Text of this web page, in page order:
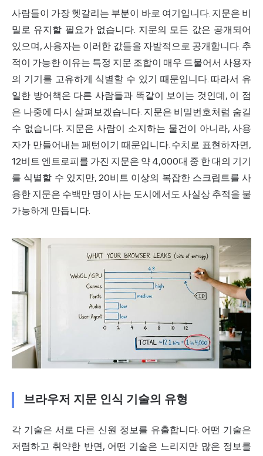
사람들이 가장 헷갈리는 부분이 바로 여기입니다. 지문은 비
밀로 유지할 필요가 없습니다. 지문의 모든 값은 공개되어
있으며, 사용자는 이러한 값들을 자발적으로 공개합니다. 추
적이 가능한 이유는 특정 지문 조합이 매우 드물어서 사용자
의 기기를 고유하게 식별할 수 있기 때문입니다. 따라서 유
일한 방어책은 다른 사람들과 똑같이 보이는 것인데, 이 점
은 나중에 다시 살펴보겠습니다. 지문은 비밀번호처럼 숨길
수 없습니다. 지문은 사람이 소지하는 물건이 아니라, 사용
자가 만들어내는 패턴이기 때문입니다. 수치로 표현하자면,
12비트 엔트로피를 가진 지문은 약 4,000대 중 한 대의 기기
를 식별할 수 있지만, 20비트 이상의 복잡한 스크립트를 사
용한 지문은 수백만 명이 사는 도시에서도 사실상 추적을 불
가능하게 만듭니다.
브라우저 지문 인식 기술의 유형
각 기술은 서로 다른 신원 정보를 유출합니다. 어떤 기술은
저렴하고 취약한 반면, 어떤 기술은 느리지만 많은 정보를